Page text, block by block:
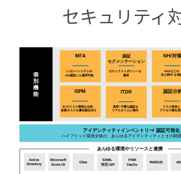
セキュリティ
MFA
レガシーシステムや
AD認証にも適用可能
ISPM
IDのリスク要因を分析、
改善タスクを優先順位付け
アイデンティティインベントリー/ 認証可視化
ハイブリッド環境全体の、あらゆるアイデンティティとその関
個
別
機
能
Active
Directory
Microsoft
Entra ID
Okta
SAML
対応IdP
PAM
Vaults
RADIUS
あらゆる環境やリソースと連携
ITDR
異常/不審な認証を
リアルタイムに検出
認証
セグメンテーション
ゼロトラストポリシーを
適用
認証分
リスク状況と
アクセス権を把
NHI 対策
NHIなどの
非人間 ID を保